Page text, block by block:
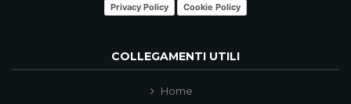
Privacy Policy Cookie Policy
COLLEGAMENTI UTILI
Home